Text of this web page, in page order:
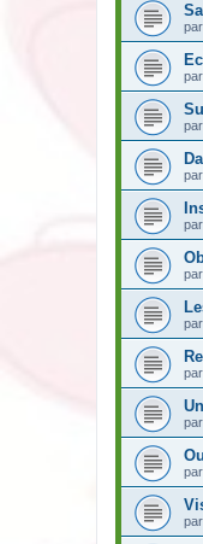
par
par
par
par
par
par
par
par
par
par
par